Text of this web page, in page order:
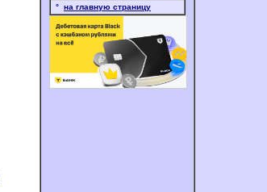
° на главную страницу